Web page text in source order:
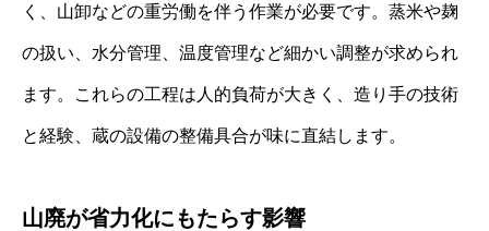
く、山卸などの重労働を伴う作業が必要です。蒸米や麹
の扱い、水分管理、温度管理など細かい調整が求められ
ます。これらの工程は人的負荷が大きく、造り手の技術
と経験、蔵の設備の整備具合が味に直結します。
山廃が省力化にもたらす影響